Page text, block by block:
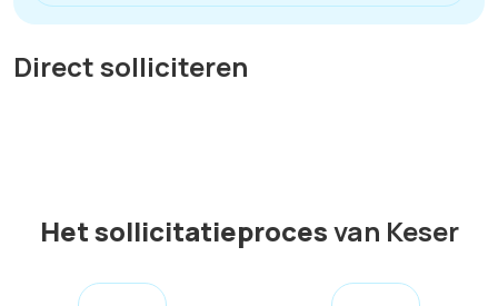
Direct solliciteren
Het sollicitatieprocesvan Keser